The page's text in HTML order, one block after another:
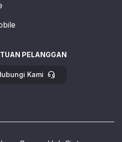
PELANGGAN
Kami